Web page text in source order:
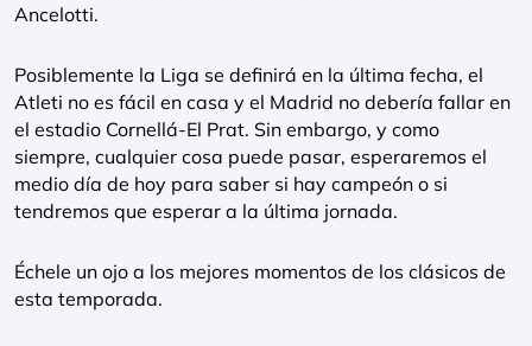
Ancelotti.
Posiblemente la Liga se definirá en la última fecha, el
Atleti no es fácil en casa y el Madrid no debería fallar en
el estadio Cornellá-El Prat. Sin embargo, y como
siempre, cualquier cosa puede pasar, esperaremos el
medio día de hoy para saber si hay campeón o si
tendremos que esperar a la última jornada.
Échele un ojo a los mejores momentos de los clásicos de
esta temporada.